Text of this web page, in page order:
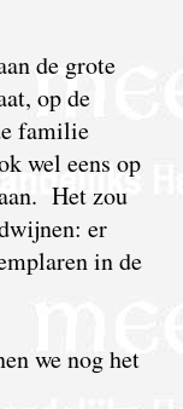
de grote
op de
familie
wel eens op
Het zou
er
in de
we nog het